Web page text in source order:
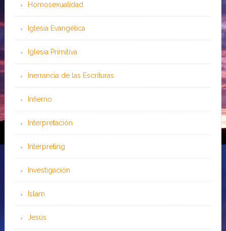
Homosexualidad
Iglesia Evangélica
Iglesia Primitiva
Inerrancia de las Escrituras
Infierno
Interpretación
Interpreting
Investigación
Islam
Jesús